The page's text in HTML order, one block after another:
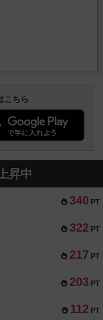
こちら
昇中
340 PT
322 PT
217 PT
203 PT
112 PT